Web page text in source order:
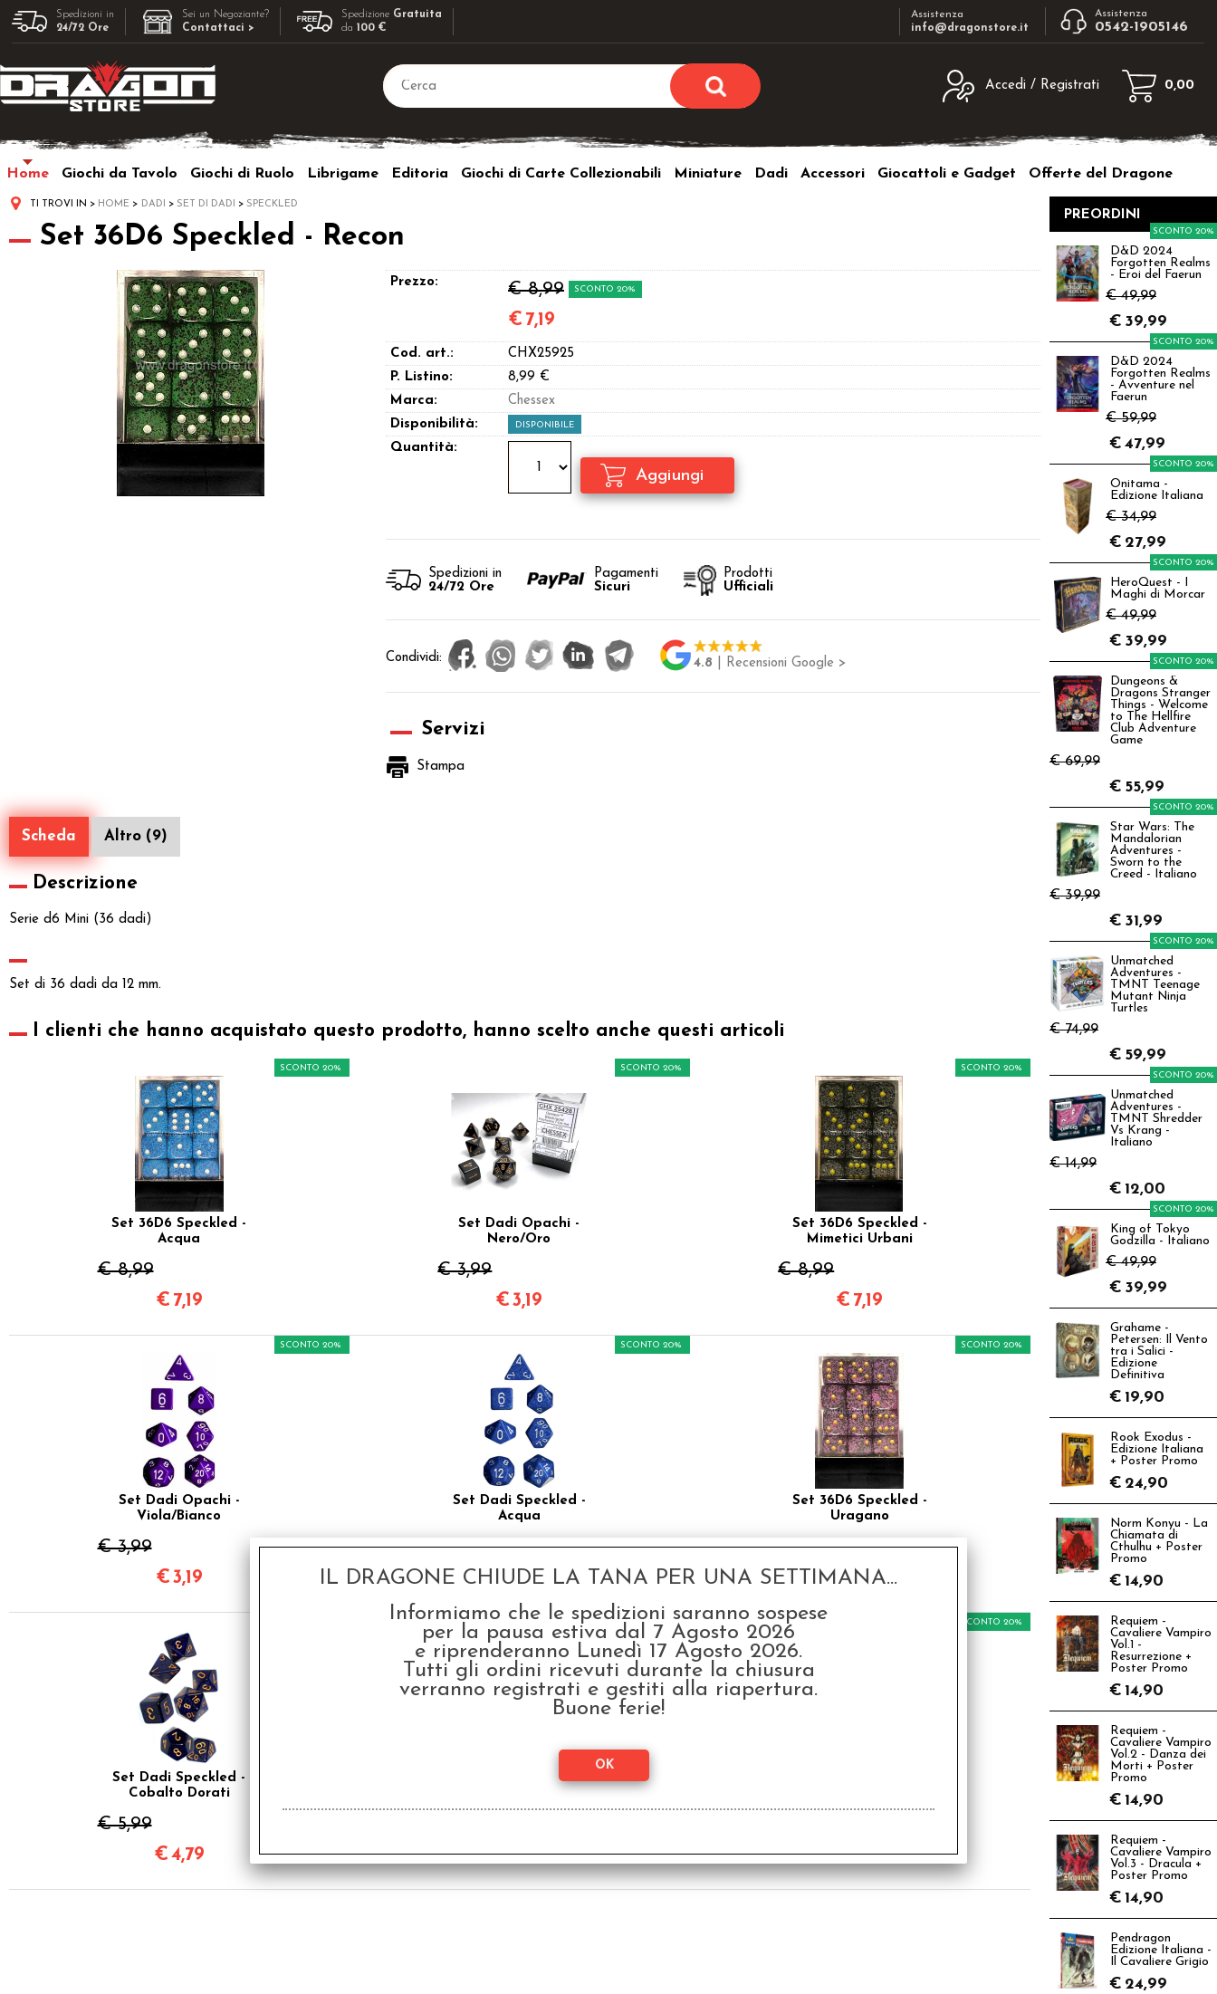
Spedizioni in
24/72 Ore
Sei un Negoziante?
Contattaci >
Spedizione Gratuita
da100 €
Assistenza
info@dragonstore.it
Assistenza
0542-1905146
Accedi / Registrati
utente e la password e poi clicca sul
Password:
sito clicca sul pulsante "Registrati"
0,00
Home Giochi da Tavolo Giochi di Ruolo Librigame Editoria Giochi di Carte Collezionabili Miniature Dadi Accessori Giocattoli e Gadget Offerte del Dragone
TI TROVI IN HOME DADI SET DI DADI SPECKLED
Set 36D6 Speckled - Recon
Prezzo: € 8,99 SCONTO 20%
€ 7,19
Cod. art.:
CHX25925
P. Listino:
8,99 €
Marca:
Chessex
Disponibilità:
DISPONIBILE
Quantità:
Spedizioni in
24/72 Ore
Pagamenti
Sicuri
Prodotti
Ufficiali
Condividi: 4.8 | Recensioni Google >
Servizi
Stampa
Scheda Altro (9)
Descrizione
Serie d6 Mini (36 dadi)
Set di 36 dadi da 12 mm.
I clienti che hanno acquistato questo prodotto, hanno scelto anche questi articoli
Set 36D6 Speckled -
Acqua
€ 8,99
SCONTO 20%
€ 7,19
Set Dadi Opachi -
Nero/Oro
€ 3,99
SCONTO 20%
€ 3,19
Set 36D6 Speckled -
Mimetici Urbani
€ 8,99
SCONTO 20%
€ 7,19
Set Dadi Opachi -
Viola/Bianco
€ 3,99
SCONTO 20%
€3,19
Set Dadi Speckled -
Acqua
€ 5,99
SCONTO 20%
€4,79
Set 36D6 Speckled -
Uragano
€ 8,99
SCONTO 20%
€ 7,19
Set Dadi Speckled -
Cobalto Dorati
€ 5,99
€4,79
Set Dadi Speckled -
SCONTO 20%
€4,79
SCONTO 20%
€4,79
PREORDINI
D&D 2024
Forgotten Realms
- Eroi del Faerun
€ 49,99
SCONTO 20%
€ 39,99
D&D 2024
Forgotten Realms
- Avventure nel
Faerun
€ 59,99
SCONTO 20%
€ 47,99
Onitama -
Edizione Italiana
€ 34,99
SCONTO 20%
€ 27,99
HeroQuest - I
Maghi di Morcar
€ 49,99
SCONTO 20%
€ 39,99
Dungeons &
Dragons Stranger
Things - Welcome
to The Hellfire
Club Adventure
Game
€ 69,99
SCONTO 20%
€ 55,99
Star Wars: The
Mandalorian
Adventures -
Sworn to the
Creed - Italiano
€ 39,99
SCONTO 20%
€ 31,99
Unmatched
Adventures -
TMNT Teenage
Mutant Ninja
Turtles
€ 74,99
SCONTO 20%
€ 59,99
Unmatched
Adventures -
TMNT Shredder
Vs Krang -
Italiano
€ 14,99
SCONTO 20%
€ 12,00
King of Tokyo
Godzilla - Italiano
€ 49,99
SCONTO 20%
€ 39,99
Grahame -
Petersen: Il Vento
tra i Salici -
Edizione
Definitiva
€ 19,90
Rook Exodus -
Edizione Italiana
+ Poster Promo
€ 24,90
Norm Konyu - La
Chiamata di
Cthulhu + Poster
Promo
€ 14,90
Requiem -
Cavaliere Vampiro
Vol.1 -
Resurrezione +
Poster Promo
€ 14,90
Requiem -
Cavaliere Vampiro
Vol.2 - Danza dei
Morti + Poster
Promo
€ 14,90
Requiem -
Cavaliere Vampiro
Vol.3 - Dracula +
Poster Promo
€ 14,90
Pendragon
Edizione Italiana -
Il Cavaliere Grigio
€ 24,99
IL DRAGONE CHIUDE LA TANA PER UNA SETTIMANA...
Informiamo che le spedizioni saranno sospese
per la pausa estiva dal 7 Agosto 2026
e riprenderanno Lunedì 17 Agosto 2026.
Tutti gli ordini ricevuti durante la chiusura
verranno registrati e gestiti alla riapertura.
Buone ferie!